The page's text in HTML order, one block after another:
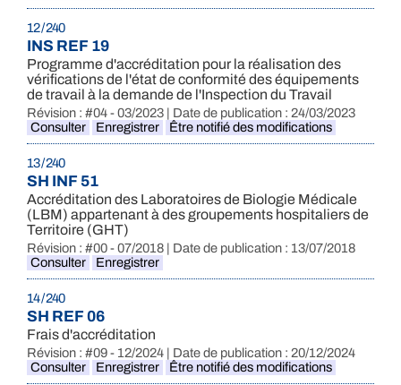
12 / 240
INS REF 19
Programme d'accréditation pour la réalisation des
vérifications de l'état de conformité des équipements
de travail à la demande de l'Inspection du Travail
Révision : #04 - 03/2023 | Date de publication : 24/03/2023
Consulter
Enregistrer Être notifié des modifications
13 / 240
SH INF 51
Accréditation des Laboratoires de Biologie Médicale
(LBM) appartenant à des groupements hospitaliers de
Territoire (GHT)
Révision : #00 - 07/2018 | Date de publication : 13/07/2018
Consulter
Enregistrer
14 / 240
SH REF 06
Frais d'accréditation
Révision : #09 - 12/2024 | Date de publication : 20/12/2024
Consulter
Enregistrer Être notifié des modifications